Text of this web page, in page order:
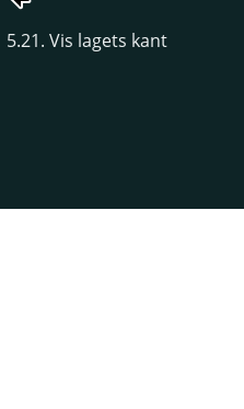
5.21. Vis lagets kant